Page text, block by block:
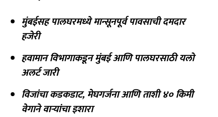
मुंबईसह पालघरमध्ये मान्सूनपूर्व पावसाची दमदार
हजेरी
हवामान विभागाकडून मुंबई आणि पालघरसाठी यलो
अलर्ट जारी
विजांचा कडकडाट, मेघगर्जना आणि ताशी ४० किमी
वेगाने वाऱ्यांचा इशारा